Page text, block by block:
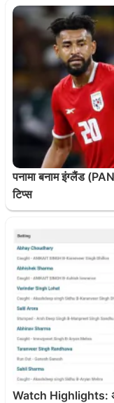
पनामा बनाम इंग्लैंड
टिप्स
Watch Highlights: